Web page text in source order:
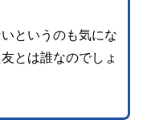
というのも気にな
とは誰なのでしょ